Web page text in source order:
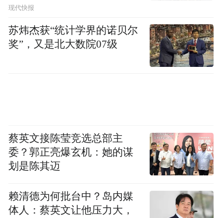
现代快报
苏炜杰获“统计学界的诺贝尔
奖”，又是北大数院07级
蔡英文接陈莹竞选总部主
委？郭正亮爆玄机：她的谋
划是陈其迈
赖清德为何批台中？岛内媒
体人：蔡英文让他压力大，